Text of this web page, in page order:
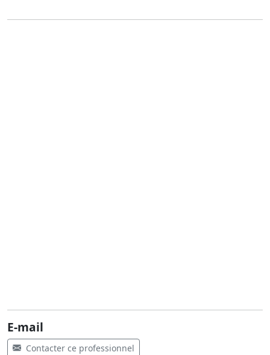
E-mail
Contacter ce professionnel